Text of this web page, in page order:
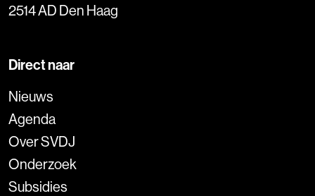
2514 AD Den Haag
Direct naar
Nieuws
Agenda
Over SVDJ
Onderzoek
Subsidies